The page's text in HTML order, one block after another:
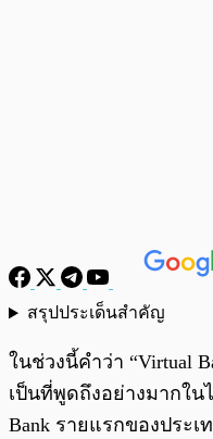
สรุปประเด็นสำคัญ
ในช่วงนี้คำว่า “Virtual
เป็นที่พูดถึงอย่างมากใน
Bank รายแรกของประ